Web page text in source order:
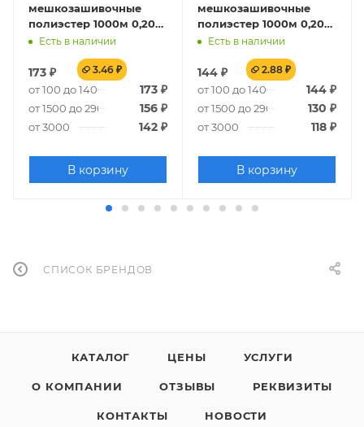
мешкозашивочные
полиэстер 1000м 0,20кг
180текс, зеленый
Есть в наличии
173 ₽ 3.46 ₽
от 100 до 1400 173 ₽
от 1500 до 2900 156 ₽
от 3000 142 ₽
В корзину
мешкозашивочные
полиэстер 1000м 0,20кг
180текс, белый/
Есть в наличии
144 ₽ 2.88 ₽
от 100 до 1400 144 ₽
от 1500 до 2900 130 ₽
от 3000 118 ₽
В корзину
СПИСОК БРЕНДОВ
КАТАЛОГ ЦЕНЫ УСЛУГИ
О КОМПАНИИ ОТЗЫВЫ РЕКВИЗИТЫ
КОНТАКТЫ НОВОСТИ